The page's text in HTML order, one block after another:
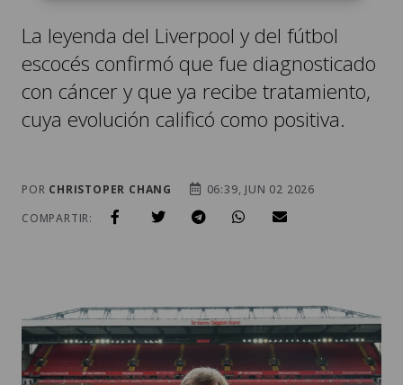
La leyenda del Liverpool y del fútbol
escocés confirmó que fue diagnosticado
con cáncer y que ya recibe tratamiento,
cuya evolución calificó como positiva.
POR CHRISTOPER CHANG
06:39, JUN 02 2026
COMPARTIR: